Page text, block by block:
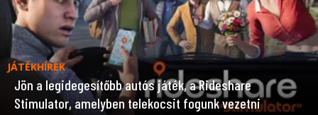
JÁTÉKHÍREK
Jön a legidegesítőbb autós játék, a Rideshare
Stimulator, amelyben telekocsit fogunk vezetni